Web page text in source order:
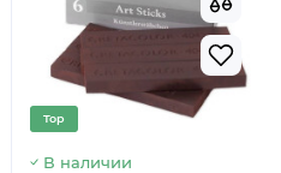
Top
В наличии